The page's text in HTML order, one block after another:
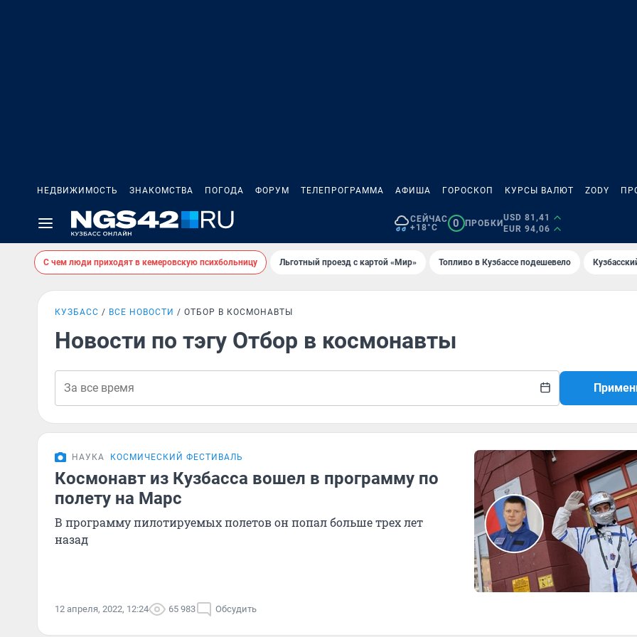
НЕДВИЖИМОСТЬ ЗНАКОМСТВА ПОГОДА ФОРУМ ТЕЛЕПРОГРАММА АФИША ГОРОСКОП КУРСЫ ВАЛЮТ ZODY
СЕЙЧАС
+18°C
0 ПРОБКИ
USD 81,41
EUR 94,06
С чем люди приходят в кемеровскую психбольницу Льготный проезд с картой «Мир» Топливо в Кузбассе подешевело
КУЗБАСС ВСЕ НОВОСТИ ОТБОР В КОСМОНАВТЫ
Новости по тэгу Отбор в космонавты
НАУКА КОСМИЧЕСКИЙ ФЕСТИВАЛЬ
Космонавт из Кузбасса вошел в программу по
полету на Марс
В программу пилотируемых полетов он попал больше трех лет
назад
12 апреля, 2022, 12:24 65 983 Обсудить